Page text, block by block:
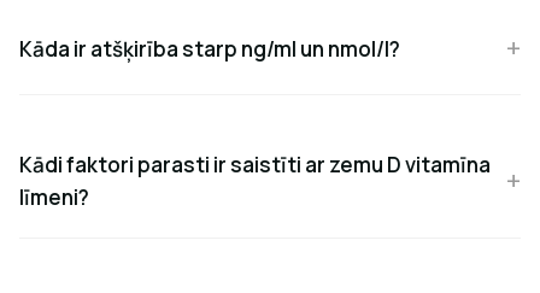
Kāda ir atšķirība starp ng/ml un nmol/l?
Kādi faktori parasti ir saistīti ar zemu D vitamīna
līmeni?